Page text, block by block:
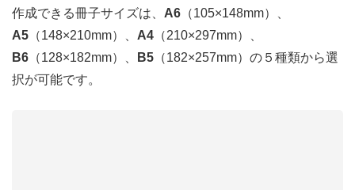
作成できる冊子サイズは、 A6 （105×148mm）、
A5 （148×210mm）、 A4 （210×297mm）、
B6 （128×182mm）、 B5 （182×257mm）の５種類から選
択が可能です。